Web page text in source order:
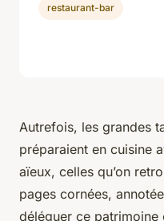
Autrefois, les grandes
préparaient en cuisine
aïeux, celles qu’on
pages cornées,
déléguer ce patrimoine
restaurant-bar